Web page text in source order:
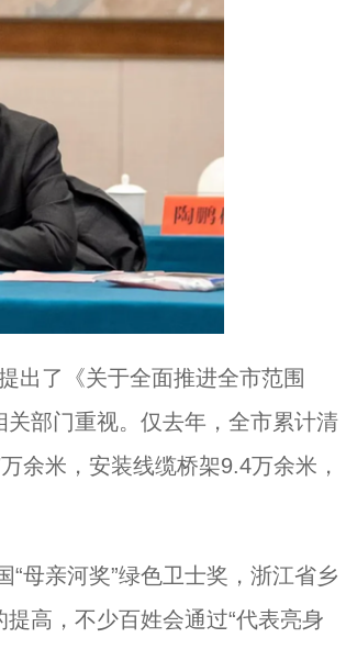
了《关于全面推进全市范围
关部门重视。仅去年，全市累计清
余米，安装线缆桥架9.4万余米，
亲河奖”绿色卫士奖，浙江省乡
高，不少百姓会通过“代表亮身